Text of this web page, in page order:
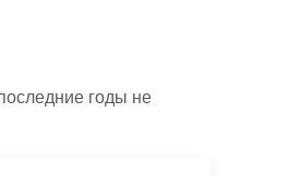
годы не